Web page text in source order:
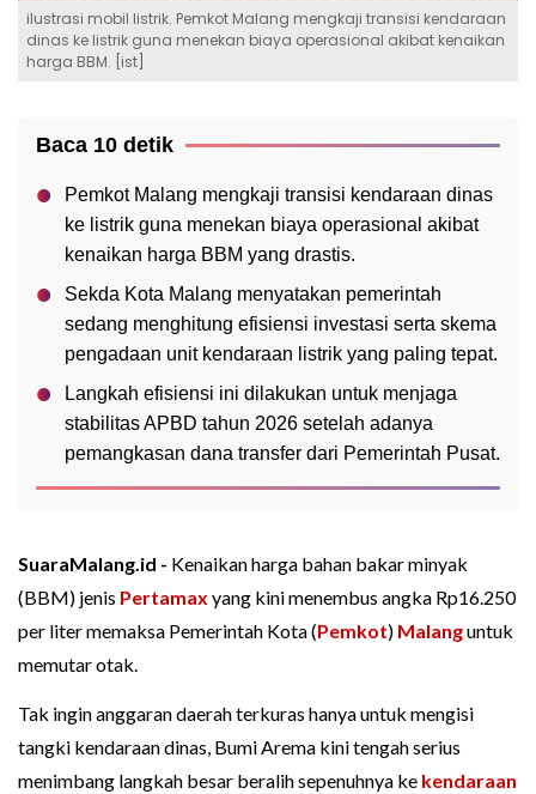
ilustrasi mobil listrik. Pemkot Malang mengkaji transisi kendaraan
dinas ke listrik guna menekan biaya operasional akibat kenaikan
harga BBM. [ist]
Baca 10 detik
Pemkot Malang mengkaji transisi kendaraan dinas
ke listrik guna menekan biaya operasional akibat
kenaikan harga BBM yang drastis.
Sekda Kota Malang menyatakan pemerintah
sedang menghitung efisiensi investasi serta skema
pengadaan unit kendaraan listrik yang paling tepat.
Langkah efisiensi ini dilakukan untuk menjaga
stabilitas APBD tahun 2026 setelah adanya
pemangkasan dana transfer dari Pemerintah Pusat.
SuaraMalang.id - Kenaikan harga bahan bakar minyak
(BBM) jenis Pertamax yang kini menembus angka Rp16.250
per liter memaksa Pemerintah Kota (Pemkot) Malanguntuk
memutar otak.
Tak ingin anggaran daerah terkuras hanya untuk mengisi
tangki kendaraan dinas, Bumi Arema kini tengah serius
menimbang langkah besar beralih sepenuhnya ke kendaraan